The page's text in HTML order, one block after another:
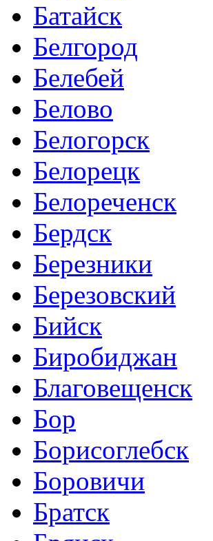
Батайск
Белгород
Белебей
Белово
Белогорск
Белорецк
Белореченск
Бердск
Березники
Березовский
Бийск
Биробиджан
Благовещенск
Бор
Борисоглебск
Боровичи
Братск